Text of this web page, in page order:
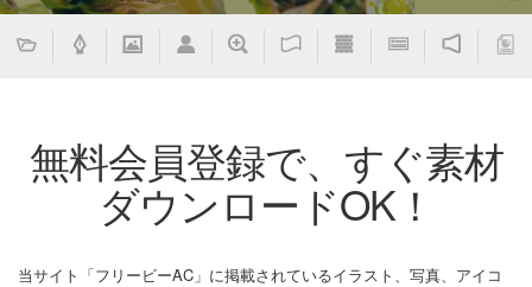
無料会員登録で、すぐ素材
ダウンロードOK！
当サイト「フリービーAC」に掲載されているイラスト、写真、アイコ